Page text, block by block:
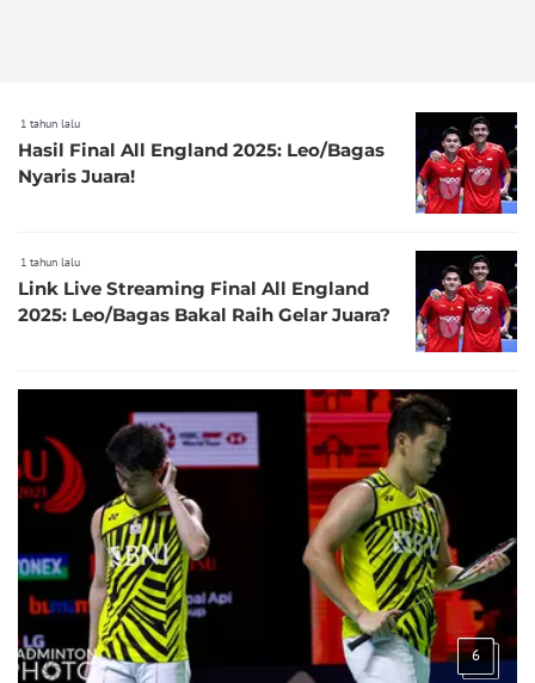
1 tahun lalu
Hasil Final All England 2025: Leo/Bagas
Nyaris Juara!
1 tahun lalu
Link Live Streaming Final All England
2025: Leo/Bagas Bakal Raih Gelar Juara?
6